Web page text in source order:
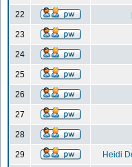
22
23
24
25
26
27
28
29 Heidi